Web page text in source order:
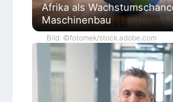
Afrika als
Maschinenbau
Bild: ©fotomek/stock.adobe.com